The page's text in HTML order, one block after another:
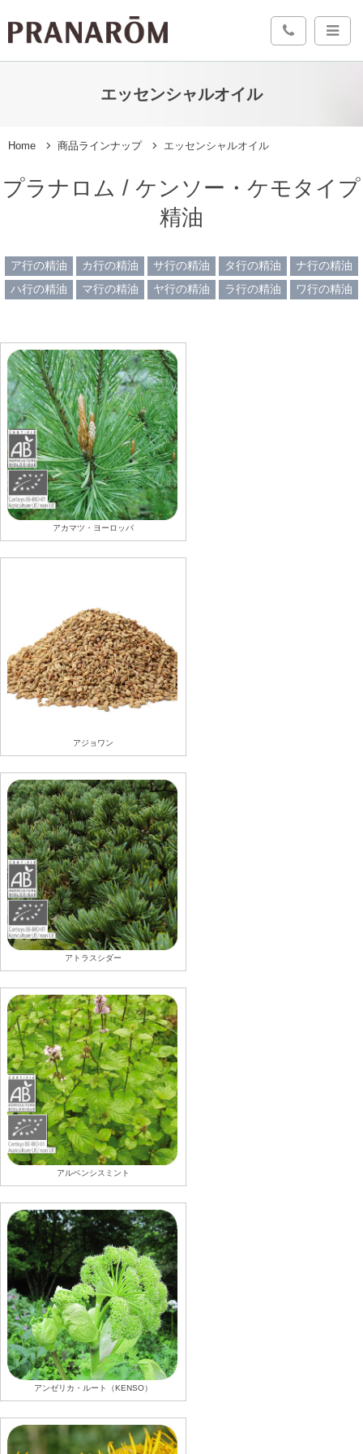
エッセンシャルオイル
Home 商品ラインナップ エッセンシャルオイル
プラナロム / ケンソー・ケモタイプ
精油
ア行の精油 カ行の精油 サ行の精油 タ行の精油
ナ行の精油
ハ行の精油
マ行の精油 ヤ行の精油 ラ行の精油 ワ行の精油
アカマツ・ヨーロッパ
アジョワン
アトラスシダー
アルベンシスミント
アンゼリカ・ルート（KENSO）